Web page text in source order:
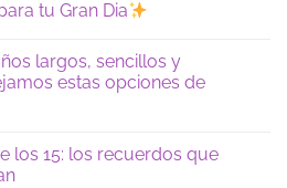
tu Gran Dia
largos, sencillos y
estas opciones de
los 15: los recuerdos que